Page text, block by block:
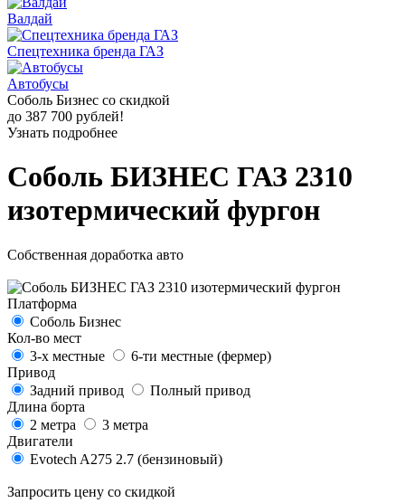
Валдай
Спецтехника бренда ГАЗ
Автобусы
Соболь Бизнес со скидкой
до 387 700 рублей!
Узнать подробнее
Соболь БИЗНЕС ГАЗ 2310
изотермический фургон
Собственная доработка авто
Платформа
Соболь Бизнес
Кол-во мест
3-х местные
6-ти местные (фермер)
Привод
Задний привод
Полный привод
Длина борта
2 метра
3 метра
Двигатели
Evotech A275 2.7 (бензиновый)
Запросить цену со скидкой